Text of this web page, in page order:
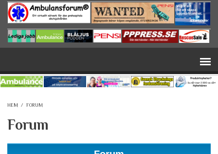
Hoppa till huvudinnehåll
HEM / FORUM
Forum